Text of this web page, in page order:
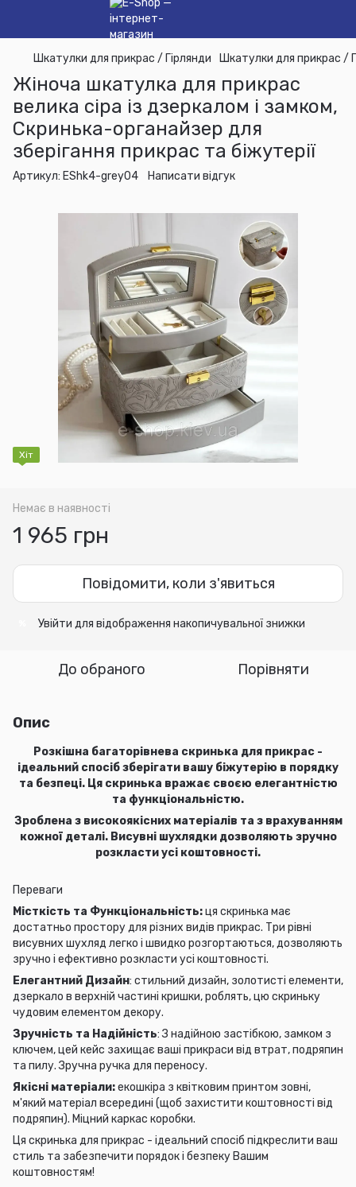
Шкатулки для прикрас / Гірлянди Шкатулки для прикрас /
Жіноча шкатулка для прикрас
велика сіра із дзеркалом і замком,
Скринька-органайзер для
зберігання прикрас та біжутерії
Артикул: EShk4-grey04 Написати відгук
Хіт
Немає в наявності
1 965 грн
Повідомити, коли з'явиться
Увійти для відображення накопичувальної знижки
До обраного Порівняти
Опис
Розкішна багаторівнева скринька для прикрас -
ідеальний спосіб зберігати вашу біжутерію в порядку
та безпеці. Ця скринька вражає своєю елегантністю
та функціональністю.
Зроблена з високоякісних матеріалів та з врахуванням
кожної деталі. Висувні шухлядки дозволяють зручно
розкласти усі коштовності.
Переваги
Місткість та Функціональність:ця скринька має
достатньо простору для різних видів прикрас. Три рівні
висувних шухляд легко і швидко розгортаються, дозволяють
зручно і ефективно розкласти усі коштовності.
Елегантний Дизайн: стильний дизайн, золотисті елементи,
дзеркало в верхній частині кришки, роблять, цю скриньку
чудовим елементом декору.
Зручність та Надійність: З надійною застібкою, замком з
ключем, цей кейс захищає ваші прикраси від втрат, подряпин
та пилу. Зручна ручка для переносу.
Якісні матеріали:екошкіра з квітковим принтом зовні,
м'який матеріал всередині (щоб захистити коштовності від
подряпин). Міцний каркас коробки.
Ця скринька для прикрас - ідеальний спосіб підкреслити ваш
стиль та забезпечити порядок і безпеку Вашим
коштовностям!